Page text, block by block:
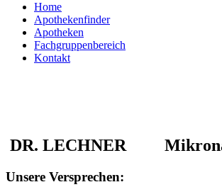
Home
Apothekenfinder
Apotheken
Fachgruppenbereich
Kontakt
DR. LECHNER
Unsere Versprechen: